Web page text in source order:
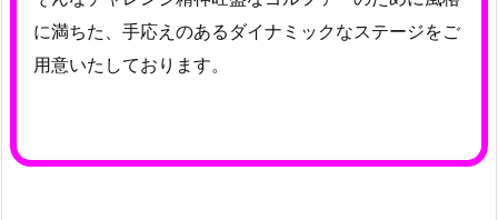
に満ちた、手応えのあるダイナミックなステージをご
用意いたしております。